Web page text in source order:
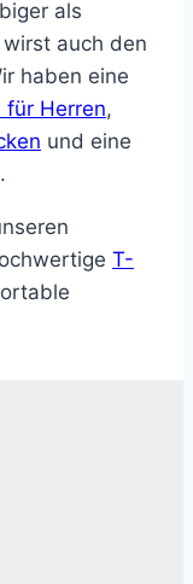
als
auch den
haben eine
für Herren,
und eine
.
T-